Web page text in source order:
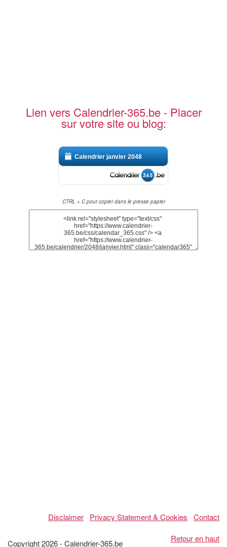
Lien vers Calendrier-365.be - Placer
sur votre site ou blog:
Calendrier janvier 2048
CTRL + C pour copier dans le presse papier
Disclaimer Privacy Statement & Cookies
Contact
Retour en haut
Copyright 2026 - Calendrier-365.be